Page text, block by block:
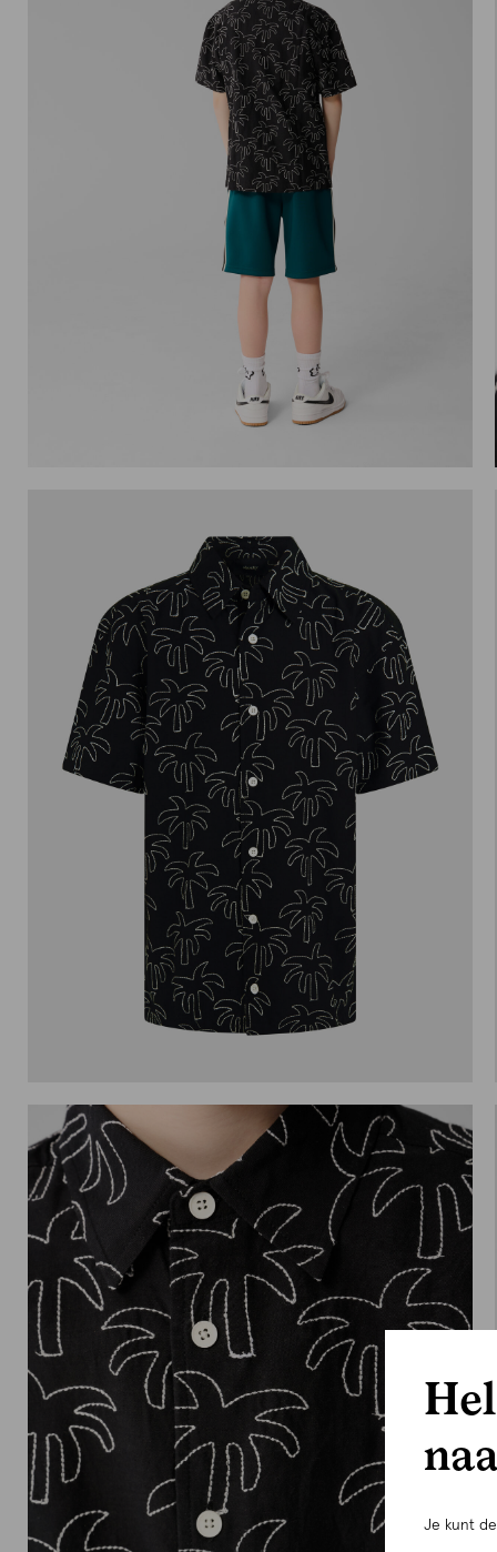
Je kunt